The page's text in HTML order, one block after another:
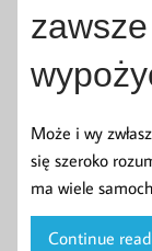
Może i wy
się szeroko
ma wiele
Continue